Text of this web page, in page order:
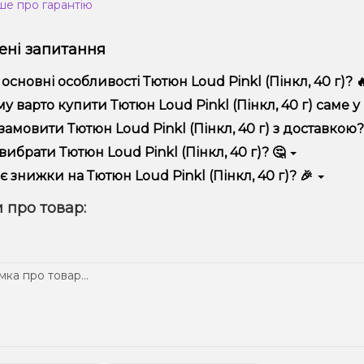
про гарантію
запитання
основні особливості Тютюн Loud Pinkl (Пінкл, 40 г)?
Loud Pinkl (Пінкл, 40 г) відрізняється високою якістю,
варто купити Тютюн Loud Pinkl (Пінкл, 40 г) саме
тільки оригінальну продукцію, широкий
акції та знижки для клієнтів!
Тютюн Loud Pinkl (Пінкл, 40 г) з
замовлення можна в кілька кліків:
Додайте Тютюн Loud Pinkl (Пінкл, 40 г) до кошика.
Виберіть зручний спосіб оплати та доставки.
Тютюн Loud Pinkl (Пінкл, 40 г)? 🤔
залежить від ваших уподобань – наприклад, якщо це
– потужність та смак. Наші менеджери допоможуть підібрати
знижки на Тютюн Loud Pinkl (Пінкл, 40 г)? 🎉
телеграм-каналі, щоб не проґавити вигідні пропозиції!
про товар: